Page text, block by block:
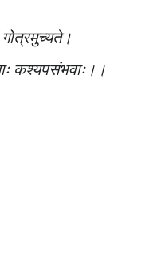
गोत्रमुच्यते।
कश्यपसंभवाः।।